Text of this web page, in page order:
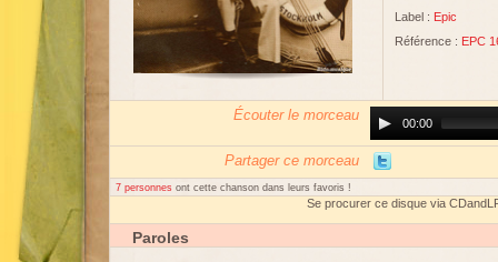
Label : Epic
Référence : EPC
Écouter le morceau
Player00:00
Partager ce morceau
7 personnes ont cette chanson dans leurs favoris !
Se procurer ce disque via
Paroles